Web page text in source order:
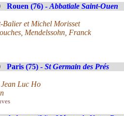
Rouen (76) - Abbatiale Saint-Ouen
Balier et Michel Morisset
Mendelssohn, Franck
Paris (75) - St Germain des Prés
Luc Ho